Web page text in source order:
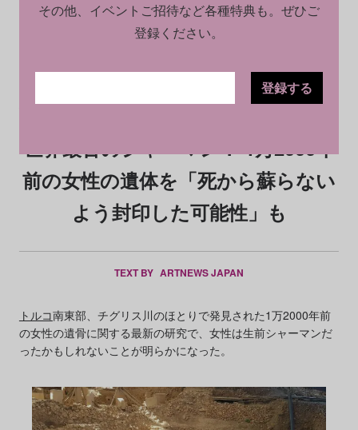
2024.08.23
世界最古のシャーマン？ 1万2000年
前の女性の遺体を「死から蘇らない
よう封印した可能性」も
TEXT BY ARTNEWS JAPAN
トルコ南東部、チグリス川のほとりで発見された1万2000年前
の女性の遺骨に関する最新の研究で、女性は生前シャーマンだ
ったかもしれないことが明らかになった。
その他、イベントご招待など各種特典も。ぜひご
登録ください。
登録する